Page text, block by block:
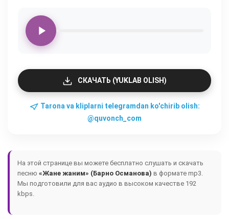
СКАЧАТЬ (YUKLAB OLISH)
Tarona va kliplarni telegramdan ko'chirib olish:
@quvonch_com
На этой странице вы можете бесплатно слушать и скачать
песню «Жане жаним» (Барно Османова) в формате mp3.
Мы подготовили для вас аудио в высоком качестве 192
kbps.